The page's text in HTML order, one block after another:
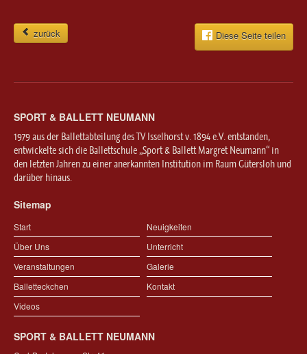
zurück Diese Seite teilen
SPORT & BALLETT NEUMANN
1979 aus der Ballettabteilung des TV Isselhorst v. 1894 e.V. entstanden,
entwickelte sich die Ballettschule „Sport & Ballett Margret Neumann“ in
den letzten Jahren zu einer anerkannten Institution im Raum Gütersloh und
darüber hinaus.
Sitemap
Start
Neuigkeiten
Über Uns
Unterricht
Veranstaltungen
Galerie
Balletteckchen
Kontakt
Videos
SPORT & BALLETT NEUMANN